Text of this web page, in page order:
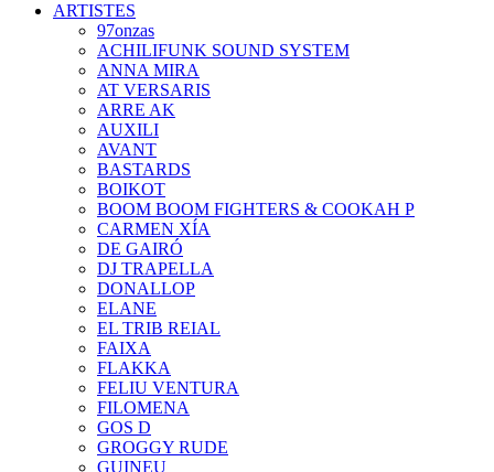
ARTISTES
97onzas
ACHILIFUNK SOUND SYSTEM
ANNA MIRA
AT VERSARIS
ARRE AK
AUXILI
AVANT
BASTARDS
BOIKOT
BOOM BOOM FIGHTERS & COOKAH P
CARMEN XÍA
DE GAIRÓ
DJ TRAPELLA
DONALLOP
ELANE
EL TRIB REIAL
FAIXA
FLAKKA
FELIU VENTURA
FILOMENA
GOS D
GROGGY RUDE
GUINEU